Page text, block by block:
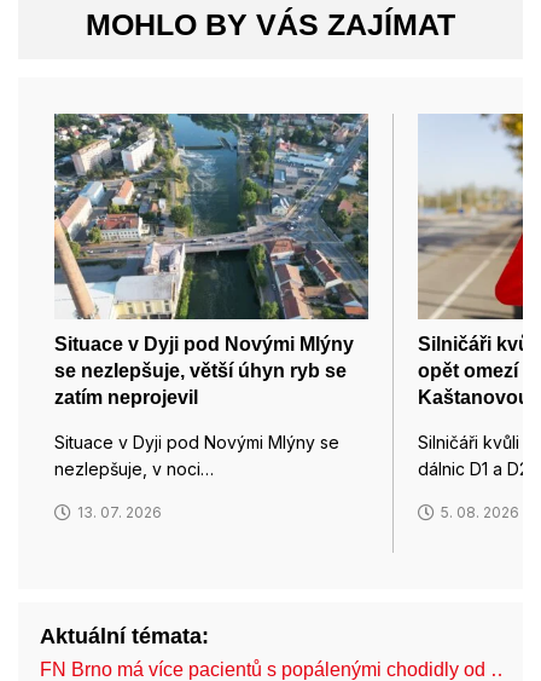
MOHLO BY VÁS ZAJÍMAT
Situace v Dyji pod Novými Mlýny
se nezlepšuje, větší úhyn ryb se
zatím neprojevil
Situace v Dyji pod Novými Mlýny se
nezlepšuje, v noci…
13. 07. 2026
Silničáři
opět omezí
Kaštanovou
Silničáři kvůli
dálnic D1 a D2…
5. 08. 2026
Aktuální témata:
FN Brno má více pacientů s popálenými chodidly od …